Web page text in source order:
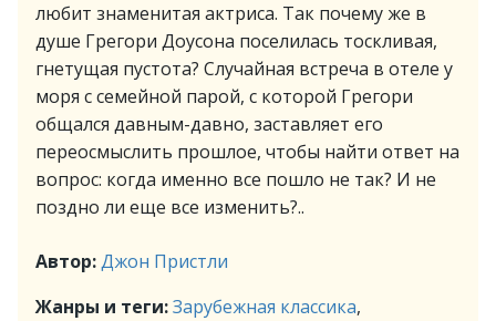
любит знаменитая актриса. Так почему же в
душе Грегори Доусона поселилась тоскливая,
гнетущая пустота? Случайная встреча в отеле у
моря с семейной парой, с которой Грегори
общался давным-давно, заставляет его
переосмыслить прошлое, чтобы найти ответ на
вопрос: когда именно все пошло не так? И не
поздно ли еще все изменить?..
Автор:Джон Пристли
Жанры и теги:Зарубежная классика,